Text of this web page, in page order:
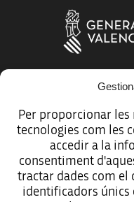
Per proporcionar
tecnologies com les
accedir a la
consentiment
tractar dades com el
identificadors únics
Avíso legal